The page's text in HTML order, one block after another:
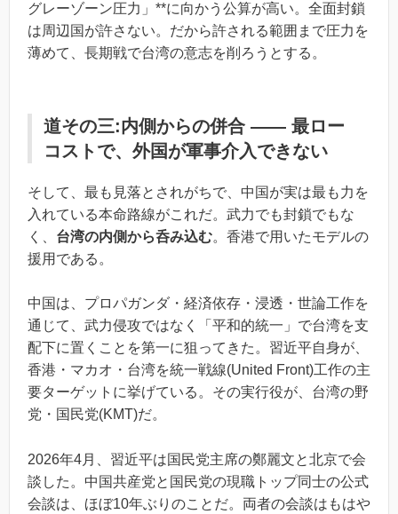
グレーゾーン圧力」**に向かう公算が高い。全面封鎖
は周辺国が許さない。だから許される範囲まで圧力を
薄めて、長期戦で台湾の意志を削ろうとする。
道その三:内側からの併合 ―― 最ロー
コストで、外国が軍事介入できない
そして、最も見落とされがちで、中国が実は最も力を
入れている本命路線がこれだ。武力でも封鎖でもな
く、 台湾の内側から呑み込む。香港で用いたモデルの
援用である。
中国は、プロパガンダ・経済依存・浸透・世論工作を
通じて、武力侵攻ではなく「平和的統一」で台湾を支
配下に置くことを第一に狙ってきた。習近平自身が、
香港・マカオ・台湾を統一戦線(United Front)工作の主
要ターゲットに挙げている。その実行役が、台湾の野
党・国民党(KMT)だ。
2026年4月、習近平は国民党主席の鄭麗文と北京で会
談した。中国共産党と国民党の現職トップ同士の公式
会談は、ほぼ10年ぶりのことだ。両者の会談はもはや